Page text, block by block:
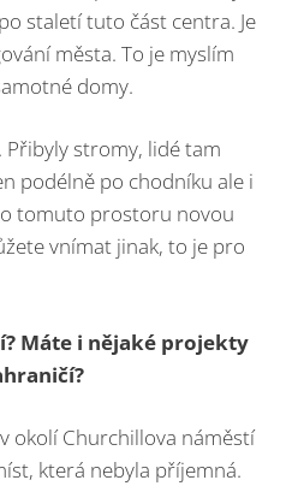
staletí tuto část centra. Je
města. To je myslím
domy.
Přibyly stromy, lidé tam
podélně po chodníku ale i
tomuto prostoru novou
vnímat jinak, to je pro
Máte i nějaké projekty
okolí Churchillova náměstí
která nebyla příjemná.